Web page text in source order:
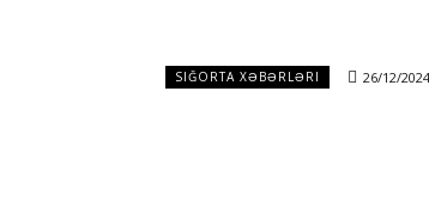
SIĞORTA XƏBƏRLƏRI 26/12/2024